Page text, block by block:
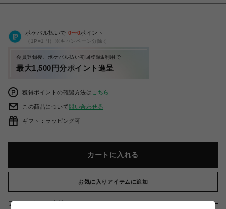
ポケパル払いで 0〜0ポイント
（1P=1円）※キャンペーン分除く
会員登録後、ポケパル払い初回登録&利用で
最大1,500円分ポイント進呈
獲得ポイントの確認方法は こちら
この商品について問い合わせる
ギフト：ラッピング可
カートに入れる
お気に入りアイテムに追加
アイテム説明 / 素材